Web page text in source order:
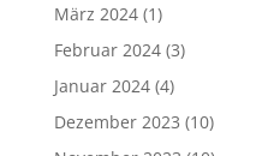
März 2024(1)
Februar 2024(3)
Januar 2024(4)
Dezember 2023 (10)